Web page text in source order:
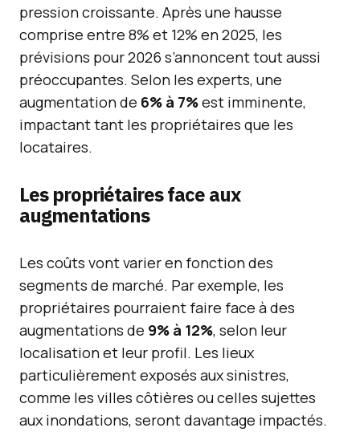
pression croissante. Après une hausse
comprise entre 8% et 12% en 2025, les
prévisions pour 2026 s’annoncent tout aussi
préoccupantes. Selon les experts, une
augmentation de 6% à 7%est imminente,
impactant tant les propriétaires que les
locataires.
Les propriétaires face aux
augmentations
Les coûts vont varier en fonction des
segments de marché. Par exemple, les
propriétaires pourraient faire face à des
augmentations de 9% à 12%, selon leur
localisation et leur profil. Les lieux
particulièrement exposés aux sinistres,
comme les villes côtières ou celles sujettes
aux inondations, seront davantage impactés.